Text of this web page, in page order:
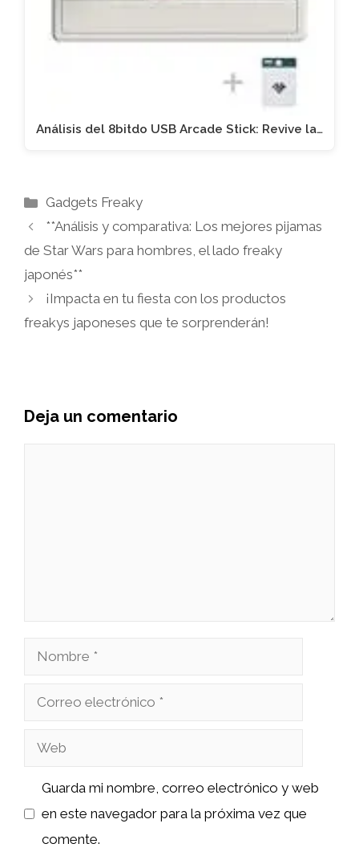
Análisis del 8bitdo USB Arcade Stick: Revive la…
Categorías
Gadgets Freaky
**Análisis y comparativa: Los mejores pijamas
de Star Wars para hombres, el lado freaky
japonés**
¡Impacta en tu fiesta con los productos
freakys japoneses que te sorprenderán!
Deja un comentario
Nombre
Correo
Web
Guarda mi nombre, correo electrónico y web
en este navegador para la próxima vez que
comente.